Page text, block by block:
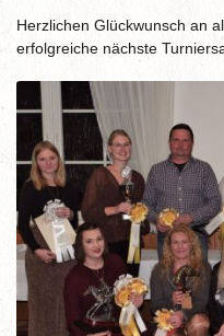
Herzlichen Glückwunsch an
erfolgreiche nächste